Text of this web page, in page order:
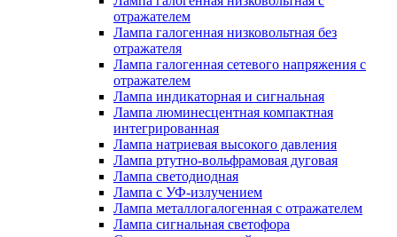
отражателем
Лампа галогенная низковольтная без
отражателя
Лампа галогенная сетевого напряжения с
отражателем
Лампа индикаторная и сигнальная
Лампа люминесцентная компактная
интегрированная
Лампа натриевая высокого давления
Лампа ртутно-вольфрамовая дуговая
Лампа светодиодная
Лампа с УФ-излучением
Лампа металлогалогенная с отражателем
Лампа сигнальная светофора